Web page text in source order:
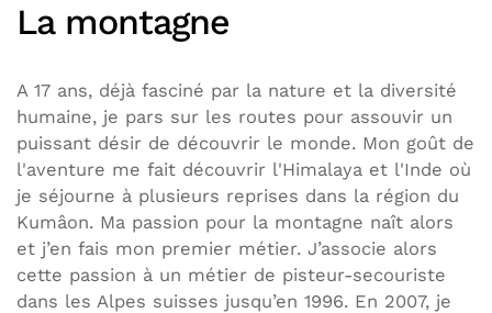
La montagne
A 17 ans, déjà fasciné par la nature et la diversité
humaine, je pars sur les routes pour assouvir un
puissant désir de découvrir le monde. Mon goût de
l'aventure me fait découvrir l'Himalaya et l'Inde où
je séjourne à plusieurs reprises dans la région du
Kumâon. Ma passion pour la montagne naît alors
et j’en fais mon premier métier. J’associe alors
cette passion à un métier de pisteur-secouriste
dans les Alpes suisses jusqu’en 1996. En 2007, je